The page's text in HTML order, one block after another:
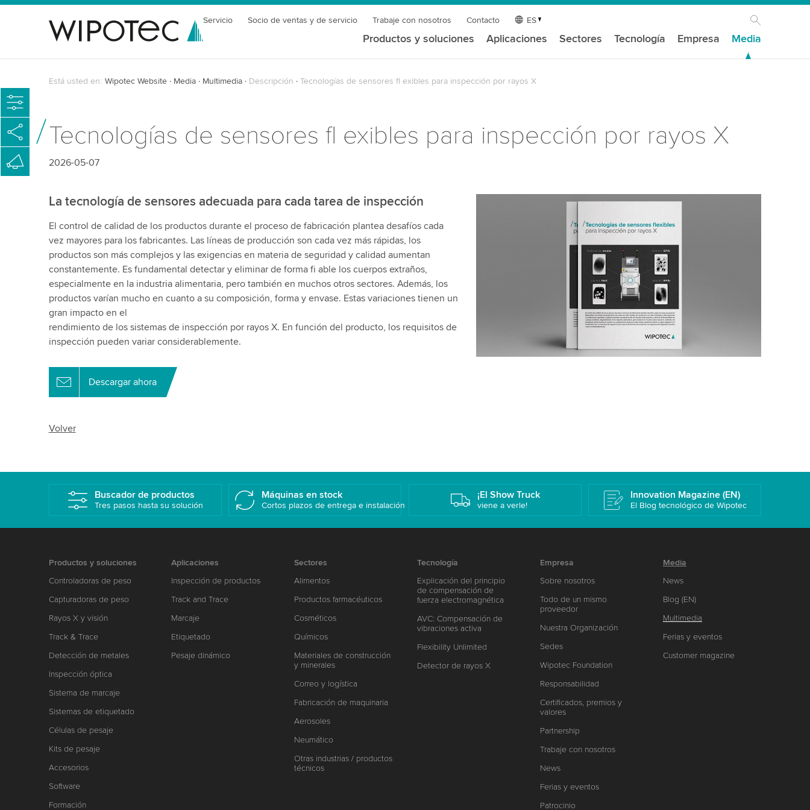
Servicio Socio de ventas y de servicio Trabaje con nosotros Contacto ES
Productos y soluciones Aplicaciones Sectores Tecnología Empresa Media
Está usted en: Wipotec Website Media Multimedia Descripción Tecnologías de sensores fl exibles para inspección por rayos X
Tecnologías de sensores fl exibles para inspección por rayos X
2026-05-07
La tecnología de sensores adecuada para cada tarea de inspección
El control de calidad de los productos durante el proceso de fabricación plantea desafíos cada
vez mayores para los fabricantes. Las líneas de producción son cada vez más rápidas, los
productos son más complejos y las exigencias en materia de seguridad y calidad aumentan
constantemente. Es fundamental detectar y eliminar de forma fi able los cuerpos extraños,
especialmente en la industria alimentaria, pero también en muchos otros sectores. Además, los
productos varían mucho en cuanto a su composición, forma y envase. Estas variaciones tienen un
gran impacto en el
rendimiento de los sistemas de inspección por rayos X. En función del producto, los requisitos de
inspección pueden variar considerablemente.
Descargar ahora
Volver
Buscador de productos
Tres pasos hasta su solución
Máquinas en stock
Cortos plazos de entrega e instalación
¡El Show Truck
viene a verle!
Innovation Magazine (EN)
El Blog tecnológico de Wipotec
Productos y soluciones
Controladoras de peso
Capturadoras de peso
Rayos X y visión
Track & Trace
Detección de metales
Inspección óptica
Sistema de marcaje
Sistemas de etiquetado
Células de pesaje
Kits de pesaje
Accesorios
Software
Formación
Aplicaciones
Inspección de productos
Track and Trace
Marcaje
Etiquetado
Pesaje dinámico
Sectores
Alimentos
Productos farmacéuticos
Cosméticos
Químicos
Materiales de construcción
y minerales
Correo y logística
Fabricación de maquinaria
Aerosoles
Neumático
Otras industrias / productos
técnicos
Tecnología
Explicación del principio
de compensación de
fuerza electromagnética
AVC: Compensación de
vibraciones activa
Flexibility Unlimited
Detector de rayos X
Empresa
Sobre nosotros
Todo de un mismo
proveedor
Nuestra Organización
Sedes
Wipotec Foundation
Responsabilidad
Certificados, premios y
valores
Partnership
Trabaje con nosotros
News
Ferias y eventos
Patrocinio
Media
News
Blog (EN)
Multimedia
Ferias y eventos
Customer magazine